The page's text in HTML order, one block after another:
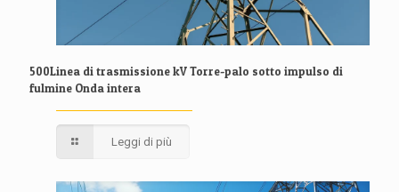
500Linea di trasmissione kV Torre-palo sotto impulso di
fulmine Onda intera
Leggi di più